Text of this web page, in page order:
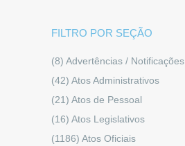
FILTRO POR SEÇÃO
(8) Advertências / Notificações
(42) Atos Administrativos
(21) Atos de Pessoal
(16) Atos Legislativos
(1186) Atos Oficiais